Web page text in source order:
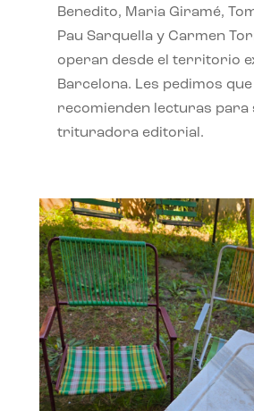
Benedito, Maria Giramé,
Pau Sarquella y Carmen
operan desde el territorio
Barcelona. Les pedimos
recomienden lecturas para
trituradora editorial.